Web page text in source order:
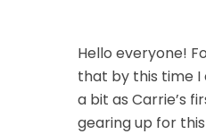
Hello everyone!
that by this time I
a bit as Carrie’s
gearing up for